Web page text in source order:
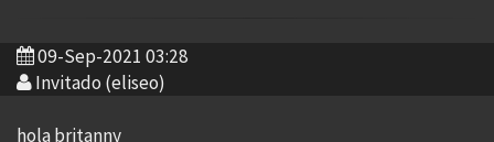
09-Sep-2021 03:28
Invitado (eliseo)
hola britanny